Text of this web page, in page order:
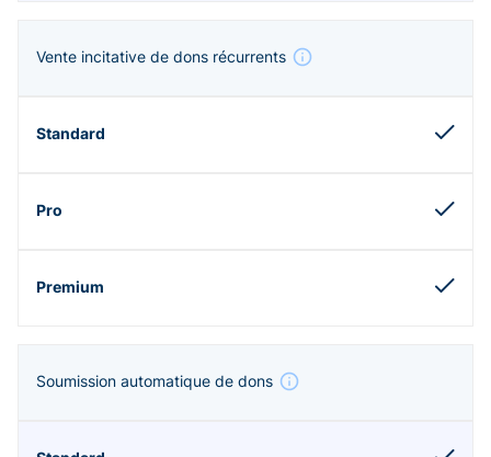
Vente incitative de dons récurrents
Soumission automatique de dons